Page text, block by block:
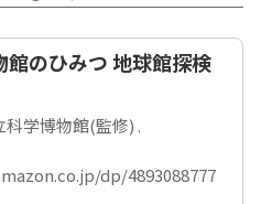
館のひみつ 地球館探検
学博物館(監修) .
dp/4893088777